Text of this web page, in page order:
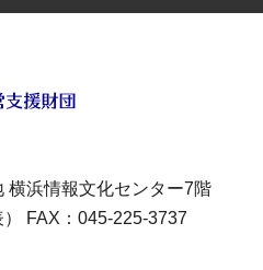
横浜情報文化センター7階
FAX：045-225-3737